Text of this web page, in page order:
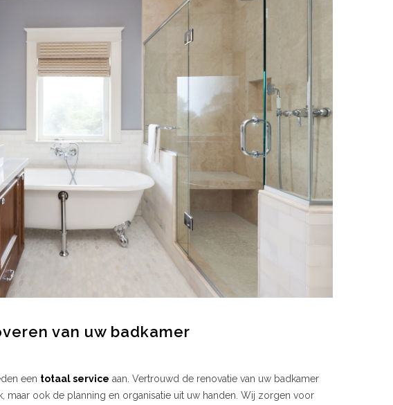
van uw badkamer
een totaal service aan. Vertrouwd de renovatie van uw badkamer
maar ook de planning en organisatie uit uw handen. Wij zorgen voor